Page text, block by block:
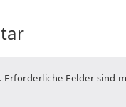
Erforderliche Felder sind